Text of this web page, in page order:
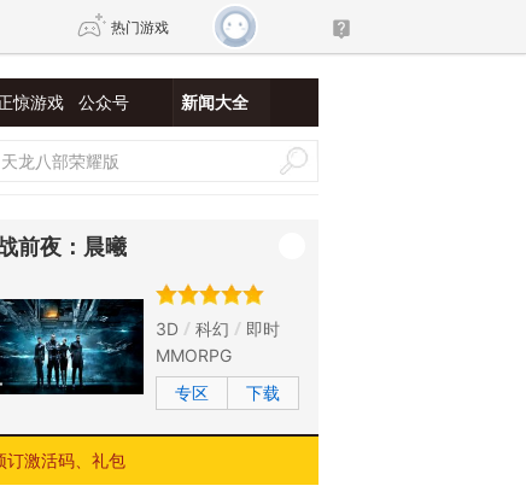
热门游戏
新仙侠5
惊游戏 公众号 新闻大全
前夜：晨曦
3D 科幻
即时
MMORPG
专区
下载
订激活码、礼包